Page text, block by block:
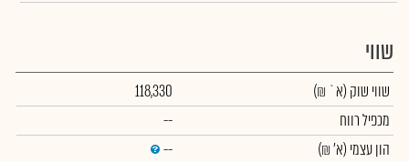
שווי
שווי שוק (א` ₪)
118,330
מכפיל רווח
--
הון עצמי (א' ₪)
--